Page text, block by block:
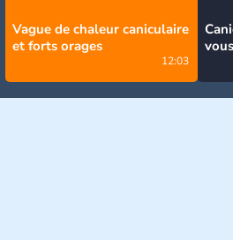
Vague de chaleur caniculaire
et forts orages
12:03